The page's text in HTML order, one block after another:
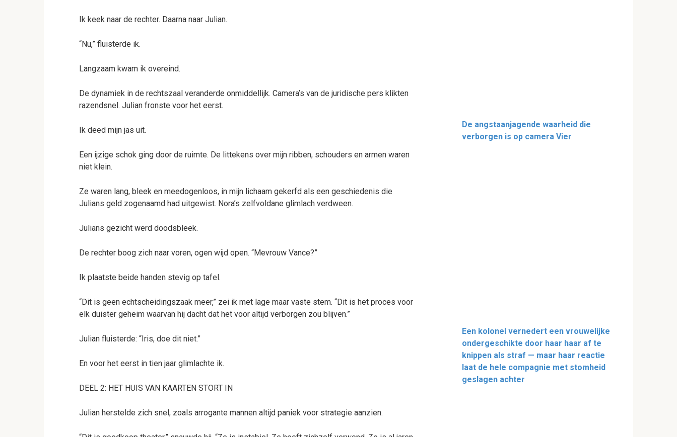
Ik keek naar de rechter. Daarna naar Julian.
“Nu,” fluisterde ik.
Langzaam kwam ik overeind.
De dynamiek in de rechtszaal veranderde onmiddellijk. Camera’s van de juridische pers klikten
razendsnel. Julian fronste voor het eerst.
Ik deed mijn jas uit.
Een ijzige schok ging door de ruimte. De littekens over mijn ribben, schouders en armen waren
niet klein.
Ze waren lang, bleek en meedogenloos, in mijn lichaam gekerfd als een geschiedenis die
Julians geld zogenaamd had uitgewist. Nora’s zelfvoldane glimlach verdween.
Julians gezicht werd doodsbleek.
De rechter boog zich naar voren, ogen wijd open. “Mevrouw Vance?”
Ik plaatste beide handen stevig op tafel.
“Dit is geen echtscheidingszaak meer,” zei ik met lage maar vaste stem. “Dit is het proces voor
elk duister geheim waarvan hij dacht dat het voor altijd verborgen zou blijven.”
Julian fluisterde: “Iris, doe dit niet.”
En voor het eerst in tien jaar glimlachte ik.
DEEL 2: HET HUIS VAN KAARTEN STORT IN
Julian herstelde zich snel, zoals arrogante mannen altijd paniek voor strategie aanzien.
De angstaanjagende waarheid die
verborgen is op camera Vier
Een kolonel vernedert een vrouwelijke
ondergeschikte door haar haar af te
knippen als straf — maar haar reactie
laat de hele compagnie met stomheid
geslagen achter